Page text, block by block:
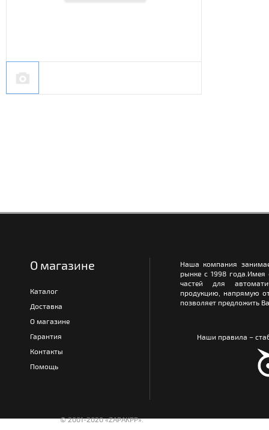
О магазине
Каталог
Доставка
О магазине
Гарантия
Контакты
Помощь
Наша компания
рынке с 1998
частей для
продукцию, напрямую
позволяет предложить
Наши правила –
© 2001-2020 «ZAPAKPP».